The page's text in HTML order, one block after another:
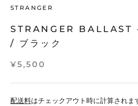
STRANGER
STRANGER BALLAST
/ ブラック
¥5,500
配送料はチェックアウト時に計算されま